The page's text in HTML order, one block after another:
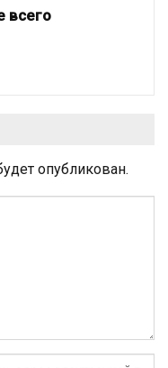
всего
опубликован.